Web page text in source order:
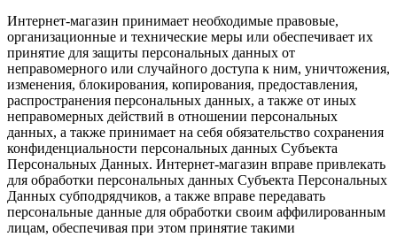
Интернет-магазин принимает необходимые правовые,
организационные и технические меры или обеспечивает их
принятие для защиты персональных данных от
неправомерного или случайного доступа к ним, уничтожения,
изменения, блокирования, копирования, предоставления,
распространения персональных данных, а также от иных
неправомерных действий в отношении персональных
данных, а также принимает на себя обязательство сохранения
конфиденциальности персональных данных Субъекта
Персональных Данных. Интернет-магазин вправе привлекать
для обработки персональных данных Субъекта Персональных
Данных субподрядчиков, а также вправе передавать
персональные данные для обработки своим аффилированным
лицам, обеспечивая при этом принятие такими